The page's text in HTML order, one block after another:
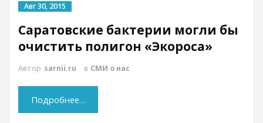
Авг 30, 2015
Саратовские бактерии могли бы
очистить полигон «Экороса»
Автор sarnii.ru в СМИ о нас
Подробнее…